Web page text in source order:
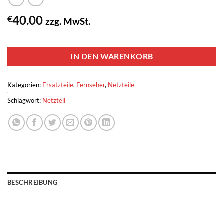
€40.00 zzg. MwSt.
IN DEN WARENKORB
Kategorien: Ersatzteile, Fernseher, Netzteile
Schlagwort: Netzteil
BESCHREIBUNG